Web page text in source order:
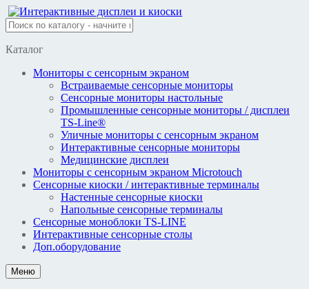
Перейти
к
содержимому
Каталог
Мониторы с сенсорным экраном
Встраиваемые сенсорные мониторы
Сенсорные мониторы настольные
Промышленные сенсорные мониторы / дисплеи
TS-Line®
Уличные мониторы с сенсорным экраном
Интерактивные сенсорные мониторы
Медицинские дисплеи
Мониторы с сенсорным экраном Microtouch
Сенсорные киоски / интерактивные терминалы
Настенные сенсорные киоски
Напольные сенсорные терминалы
Сенсорные моноблоки TS-LINE
Интерактивные сенсорные столы
Доп.оборудование
Меню